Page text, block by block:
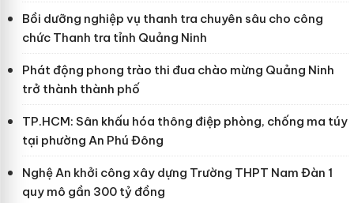
Bồi dưỡng nghiệp vụ thanh tra chuyên sâu cho công
chức Thanh tra tỉnh Quảng Ninh
Phát động phong trào thi đua chào mừng Quảng Ninh
trở thành thành phố
TP.HCM: Sân khấu hóa thông điệp phòng, chống ma túy
tại phường An Phú Đông
Nghệ An khởi công xây dựng Trường THPT Nam Đàn 1
quy mô gần 300 tỷ đồng